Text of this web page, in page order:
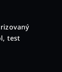
test